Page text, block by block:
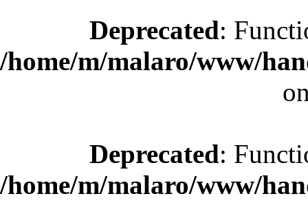
Deprecated:
/home/m/malaro/www/
Deprecated:
/home/m/malaro/www/